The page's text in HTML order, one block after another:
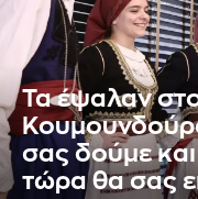
Τα έψαλαν
σας δούμε
τώρα θα σας